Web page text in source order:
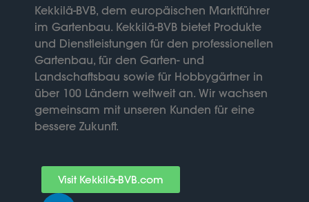
Kekkilä-BVB, dem europäischen Marktführer
im Gartenbau. Kekkilä-BVB bietet Produkte
und Dienstleistungen für den professionellen
Gartenbau, für den Garten- und
Landschaftsbau sowie für Hobbygärtner in
über 100 Ländern weltweit an. Wir wachsen
gemeinsam mit unseren Kunden für eine
bessere Zukunft.
Visit Kekkilä-BVB.com